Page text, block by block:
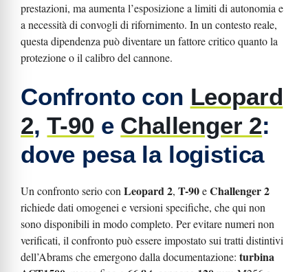
prestazioni, ma aumenta l’esposizione a limiti di autonomia e
a necessità di convogli di rifornimento. In un contesto reale,
questa dipendenza può diventare un fattore critico quanto la
protezione o il calibro del cannone.
Confronto con Leopard
2,T-90 e Challenger 2:
dove pesa la logistica
Un confronto serio con Leopard 2, T-90eChallenger 2
richiede dati omogenei e versioni specifiche, che qui non
sono disponibili in modo completo. Per evitare numeri non
verificati, il confronto può essere impostato sui tratti distintivi
dell’Abrams che emergono dalla documentazione: turbina